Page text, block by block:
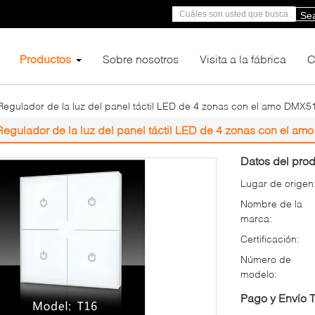
Productos Sobre nosotros Visita a la fábrica
de la luz del panel táctil LED de 4 zonas con el amo
de la luz del panel táctil LED de 4 zonas con el
Datos del
Lugar de
Nombre de la
marca:
Certificación:
Número de
modelo:
Pago y Envío